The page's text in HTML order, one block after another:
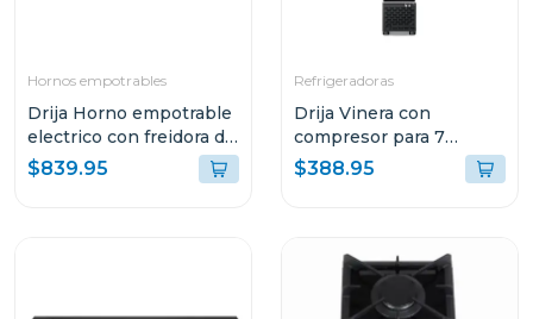
Hornos empotrables
Drija Horno empotrable
electrico con freidora de
aire de 105l america90
$839.95
Refrigeradoras
Drija Vinera con
compresor para 7
botellas malbec 7
$388.95